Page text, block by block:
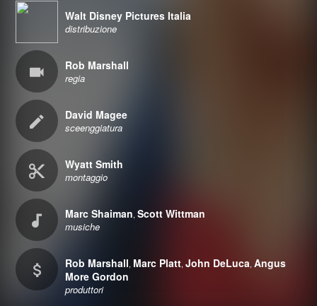
Walt Disney Pictures Italia
distribuzione
Rob Marshall
regia
David Magee
sceenggiatura
Wyatt Smith
montaggio
Marc Shaiman,Scott Wittman
musiche
Rob Marshall, Marc Platt,John DeLuca,Angus
More Gordon
produttori